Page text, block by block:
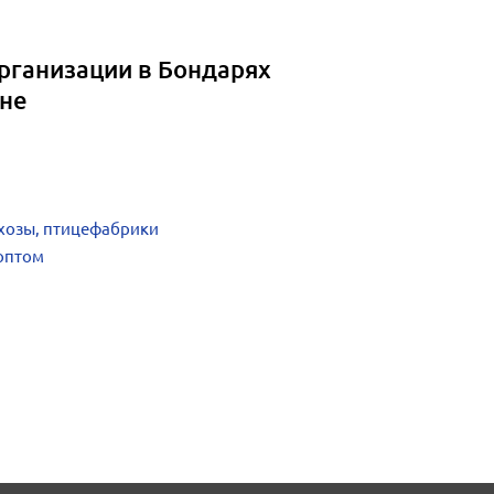
в Бондарях
птицефабрики